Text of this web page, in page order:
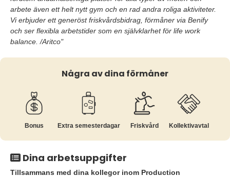
arbete även ett helt nytt gym och en rad andra roliga aktiviteter.
Vi erbjuder ett generöst friskvårdsbidrag, förmåner via Benify
och ser flexibla arbetstider som en självklarhet för life work
balance. /Aritco"
Några av dina förmåner
Bonus Extra semesterdagar Friskvård Kollektiv­avtal
Dina arbetsuppgifter
Tillsammans med dina kollegor inom Production